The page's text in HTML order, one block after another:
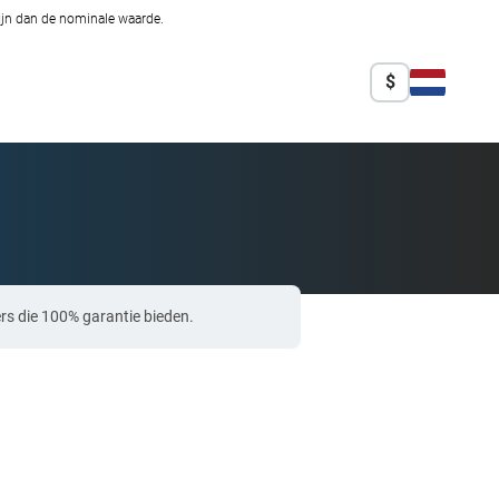
dan de nominale waarde.
$
die 100% garantie bieden.